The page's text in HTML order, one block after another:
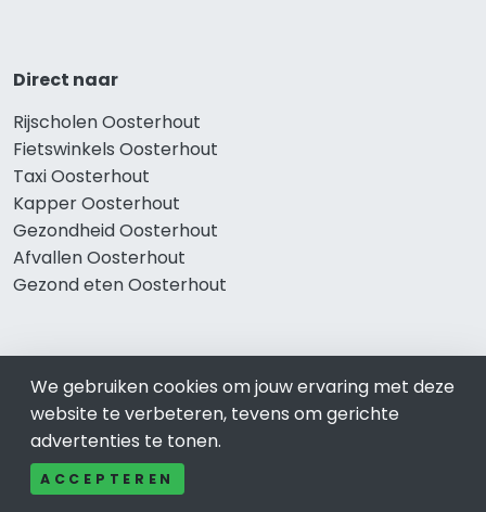
Direct naar
Rijscholen Oosterhout
Fietswinkels Oosterhout
Taxi Oosterhout
Kapper Oosterhout
Gezondheid Oosterhout
Afvallen Oosterhout
Gezond eten Oosterhout
Bekend in Oosterhout
Restaurants Oosterhout
Catering Oosterhout
Schoonheidssalon Oosterhout
Tandartspraktijken Oosterhout
We gebruiken cookies om jouw ervaring met deze
website te verbeteren, tevens om gerichte
advertenties te tonen.
ACCEPTEREN